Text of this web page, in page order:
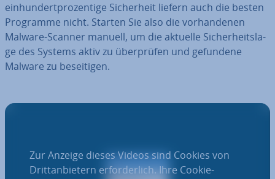
ein­hun­dert­pro­zen­ti­ge Si­cher­heit liefern auch die besten
Programme nicht. Starten Sie also die vor­han­de­nen
Malware-Scanner manuell, um die aktuelle Si­cher­heits­la­
ge des Systems aktiv zu über­prü­fen und gefundene
Malware zu be­sei­ti­gen.
Zur Anzeige dieses Videos sind Cookies von
Drittanbietern erforderlich. Ihre Cookie-